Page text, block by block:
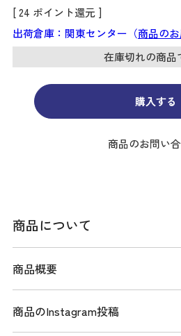
[24 ポイント還元 ]
出荷倉庫：関東センター（商品の
在庫切れの商品
購入する
商品のお問い
商品について
商品概要
商品のInstagram投稿